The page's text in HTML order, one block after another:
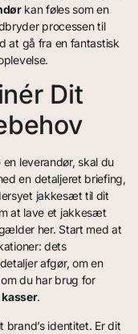
kan føles som en
processen til
at gå fra en fantastisk
Dit
leverandør, skal du
en detaljeret briefing,
jakkesæt til dit
at lave et jakkesæt
her. Start med at
dets
afgør, om en
du har brug for
.
identitet. Er dit